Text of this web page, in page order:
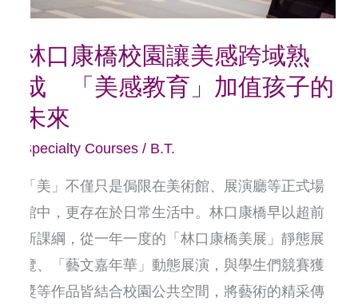
林口康橋校園讓美感跨域熟
成 「美感教育」加值孩子的
未來
Specialty Courses/ B.T.
「美」不僅只是侷限在美術館、展演廳等正式場
館中，更存在於日常生活中。林口康橋早以超前
新課綱，從一年一度的「林口康橋美展」靜態展
覽、「藝文嘉年華」動態展演，與學生們競賽獲
獎等作品皆結合校園公共空間，將藝術的精采傳
美
跨
域
熟
感
教
育」
加
值